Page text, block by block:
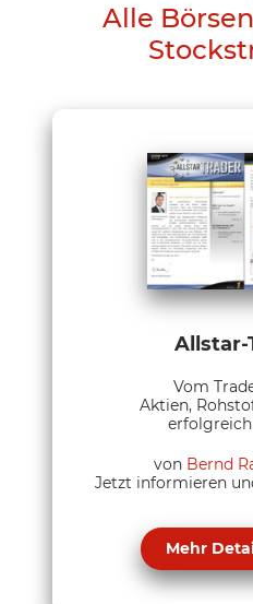
Alle
Allstar-
Vom
Aktien,
von Bernd
Jetzt informieren
Mehr